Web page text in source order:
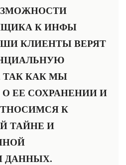
К ИНФЫ
КЛИЕНТЫ ВЕРЯТ
КАК МЫ
ЕЕ СОХРАНЕНИИ И
К
ТАЙНЕ И
ДАННЫХ.